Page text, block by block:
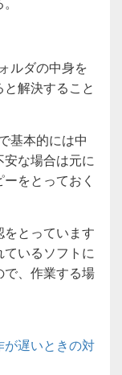
ルダの中身を
解決すること
基本的には中
な場合は元に
をとっておく
とっています
いるソフトに
で、作業する場
遅いときの対